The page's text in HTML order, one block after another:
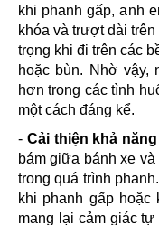
khi phanh gấp, anh
khóa và trượt dài
trọng khi đi trên các
hoặc bùn. Nhờ vậy,
hơn trong các tình
một cách đáng kể.
- Cải thiện khả
bám giữa bánh xe
trong quá trình
khi phanh gấp
mang lại cảm giác